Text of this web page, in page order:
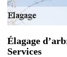
Élagage
Services